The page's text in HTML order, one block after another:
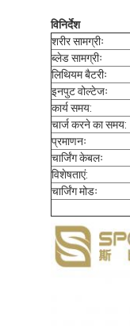
विनिर्देश
शरीर सामग्रीः
ब्लेड सामग्रीः
लिथियम बैटरीः
इनपुट वोल्टेजः
कार्य समय:
चार्ज करने का समय:
प्रमाणनः
चार्जिंग केबलः
विशेषताएं:
चार्जिंग मोडः